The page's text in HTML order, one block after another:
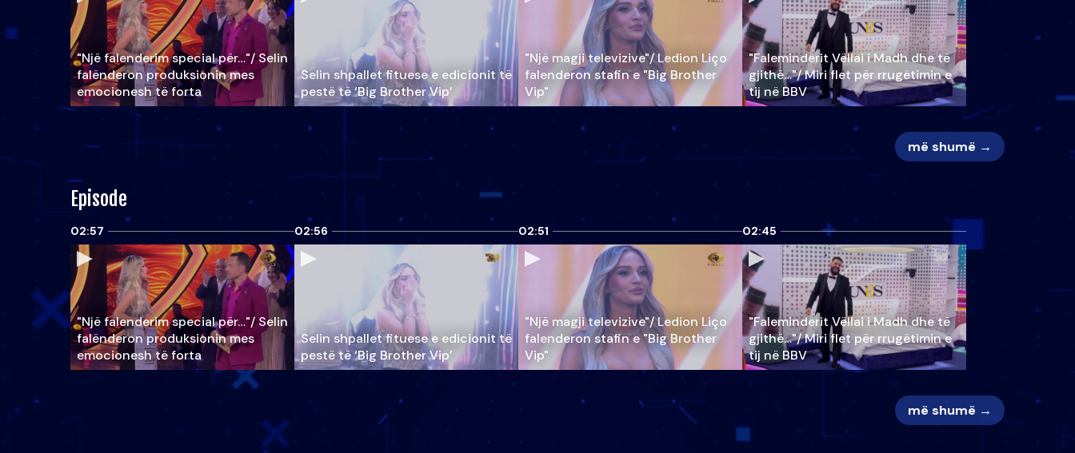
"Një falenderim special për…"/ Selin
falënderon produksionin mes
emocionesh të forta
Selin shpallet fituese e edicionit të
pestë të ‘Big Brother Vip’
"Një magji televizive"/ Ledion Liço
falenderon stafin e "Big Brother
Vip"
"Faleminderit Vëllai i Madh dhe të
gjithë…"/ Miri flet për rrugëtimin e
tij në BBV
më shumë →
Episode
02:57
"Një falenderim special për…"/ Selin
falënderon produksionin mes
emocionesh të forta
02:56
Selin shpallet fituese e edicionit të
pestë të ‘Big Brother Vip’
02:51
"Një magji televizive"/ Ledion Liço
falenderon stafin e "Big Brother
Vip"
02:45
"Faleminderit Vëllai i Madh dhe të
gjithë…"/ Miri flet për rrugëtimin e
tij në BBV
më shumë →